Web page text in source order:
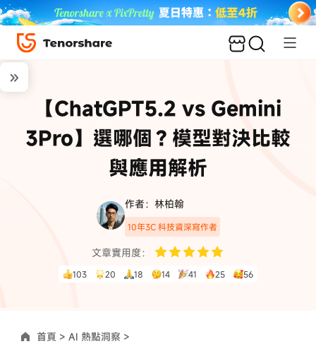
【ChatGPT5.2 vs Gemini
3Pro】選哪個？模型對決比較
與應用解析
作者：林柏翰
10年3C 科技資深寫作者
文章實用度：
103 20 18 14 41 25 56
首頁 > AI 熱點洞察 >